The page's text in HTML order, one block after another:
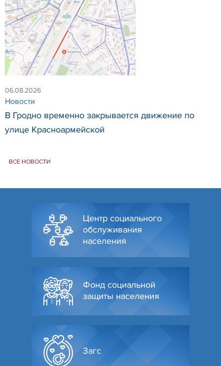
06.08.2026
Новости
В Гродно временно закрывается движение по
улице Красноармейской
ВСЕ НОВОСТИ
Центр социального
обслуживания
населения
Фонд социальной
защиты населения
Загс